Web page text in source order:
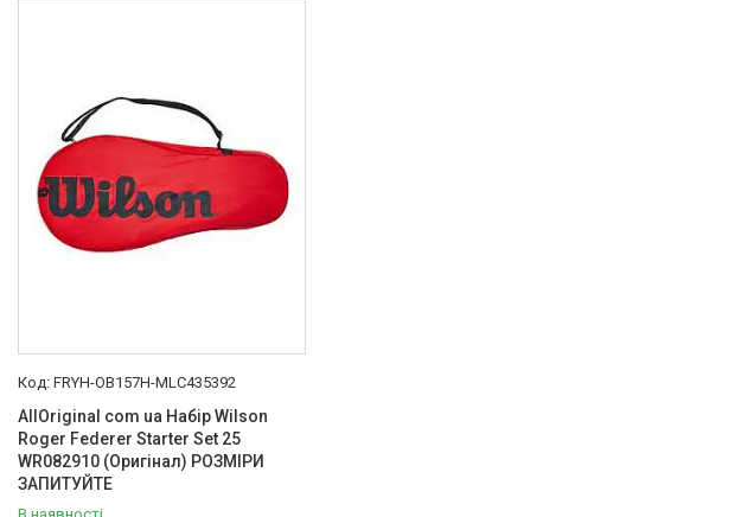
Ми в ТікТок :
Ми в Інстаграм :
FRYH-OB157H-MLC435392
AllOriginal com ua Набір Wilson
Roger Federer Starter Set 25
WR082910 (Оригінал) РОЗМІРИ
ЗАПИТУЙТЕ